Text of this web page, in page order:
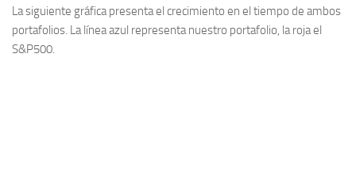
La siguiente gráfica presenta el crecimiento en el tiempo de ambos
portafolios. La línea azul representa nuestro portafolio, la roja el
S&P500.